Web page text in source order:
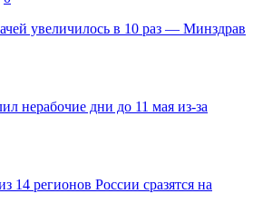
увеличилось в 10 раз — Минздрав
нерабочие дни до 11 мая из-за
регионов России сразятся на